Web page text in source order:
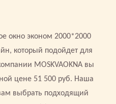
окно эконом 2000*2000
который подойдет для
MOSKVAOKNA вы
цене 51 500 руб. Наша
выбрать подходящий